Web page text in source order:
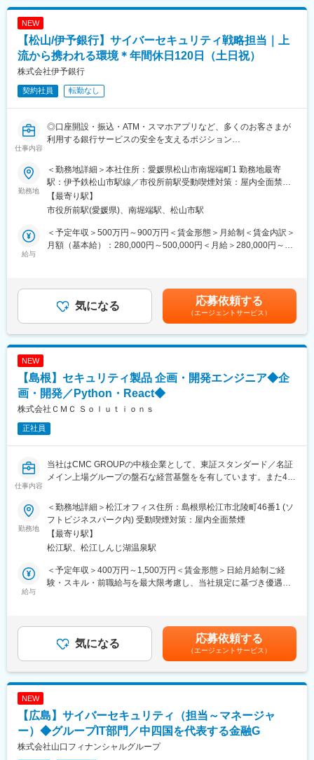
し、他にはない塑性加工技術を提供しています。また、近年のモ
変更の範囲：会社の定める業務
■魅力：
◎成長スピードが早く、スキルアップを実現できる環境
◎運用保守から構築へのキャリアアップを積極支援
◎明確な年収アップモデルあり（年間約50万円の昇給目安／年次
身につけられるチャンスが豊富
◎少人数組織で裁量ある仕事を任せてもらえる
■当社について：
ネットワークインフラ構築やSES事業を展開し、設立6年で売上6
億円を達成するなど急成長中です。米国ハイテク企業との取引や
宇宙事業への参入など、挑戦を続けています。「10X＝10倍の成
長」を掲げ、柔軟性と創造力を活かして未来を切り拓く仲間を求
めています。
NEW
【松山/伊予銀行】サイバーセキュリティ戦略担当｜上
流から携われる環境＊年間休日120日（土日祝）
株式会社伊予銀行
契約社員 転勤なし
仕事内容
◎口座開設・振込・ATM・スマホアプリなど、多くのお客さまが
利用する銀行サービスの安全を支えるポジション
としての基礎があれば挑戦可能
◎セキュリティ対策の企画・推進など上流工程に携わりながら専
門性を高められる環境
■採用背景：
近年、金融業界ではサイバー攻撃の高度化や金融庁のセキュリテ
ィガイドライン強化により、これまで以上に高いレベルのセキュ
リティ対策が求められています。スマホアプリやインターネット
■職務内容：
お任せするのは、口座開設や振込、ATM、インターネットバンキ
【主な業務内容】
・サイバーセキュリティ戦略の策定および推進
・各種セキュリティ施策の企画、進捗管理、改善提案
・最新の脅威情報や攻撃動向の調査、分析
・関係者の意見をまとめながら全体最適な施策を企画、提案
やセキュリティ事故は社会的な影響も大きいため、自身の仕事が
多くの人の安心につながっている実感を持てます。また、高度な
知見を持つエンジニアと協働しながら、セキュリティ・クラウ
ド・インフラ領域の知識を深められる環境です。
■組織構成：
システム部門は約100名体制。セキュリティ、インフラ、クラウ
変更の範囲：会社の定める業務
勤務地
＜勤務地詳細＞本社住所：愛媛県松山市南堀端町1 勤務地最寄
駅：伊予鉄松山市駅線／市役所前駅受動喫煙対策：屋内全面禁煙
変更の範囲：無
【最寄り駅】
市役所前駅(愛媛県)、南堀端駅、松山市駅
給与
＜予定年収＞500万円～900万円＜賃金形態＞月給制＜賃金内訳＞
月額（基本給）：280,000円～500,000円＜月給＞280,000円～
験 7年相当）500～600万円35歳（経験10年以上）600～700万円
40歳以上（経験15年以上）700～900万円賃金はあくまでも目安
の金額であり、選考を通じて上下する可能性があります。月給(月
額)は固定手当を含めた表記です。
気になる 応募依頼する
（エージェントサービス）
NEW
【島根】セキュリティ製品 企画・開発エンジニア◆企
画・開発／Python・React◆
株式会社ＣＭＣ Ｓｏｌｕｔｉｏｎｓ
正社員
仕事内容
当社はCMC GROUPの中核企業として、東証スタンダード／名証
メイン上場グループの盤石な経営基盤をを有しています。また4期
する、極めて健全で勢いのある組織です。
新設セキュリティ事業を牽引、戦略立案から開発まで、製品ライ
フサイクルの全工程を主導するコアメンバーを募集します。
■業務内容
新設されるセキュリティ事業の中核メンバーとして、最先端のセ
キュリティ商材の企画・開発を担います。
サイバー脅威の分析、市場ニーズの把握から、製品戦略の立案、
ソリューション設計、開発プロジェクトのリードまで、製品ライ
新設されるセキュリティ事業の中核メンバーとして、最先端のセ
キュリティ商材の企画・開発を担います。
・サイバー脅威動向・攻撃手法の調査／分析
・外部パートナー／ベンダーとの協業・折衝
・製品リリースに向けた運用設計、ドキュメント作成
・リリース後の改善計画立案、機能アップデート管理
・顧客フィードバック収集・導入支援・技術プレゼン
勤務地
＜勤務地詳細＞松江オフィス住所：島根県松江市北陵町46番1 (ソ
フトビジネスパーク内) 受動喫煙対策：屋内全面禁煙
【最寄り駅】
松江駅、松江しんじ湖温泉駅
給与
＜予定年収＞400万円～1,500万円＜賃金形態＞日給月給制ご経
験・スキル・前職給与を最大限考慮し、当社規定に基づき優遇い
足＞■残業代については全額支給いたします。■その他固定手当：
住宅手当一律2万円支給 地域手当 首都圏勤務者に一律2万円支
給 大阪府勤務者に一律1万円支給■賞与：年2回（平
均4.2ヶ月相当）■通勤手当詳細非課税限度額 月150,000円賃金
はあくまでも目安の金額であり、選考を通じて上下する可能性が
気になる 応募依頼する
（エージェントサービス）
NEW
【広島】サイバーセキュリティ（担当～マネージャ
ー）◆グループIT部門／中四国を代表する金融G
株式会社山口フィナンシャルグループ